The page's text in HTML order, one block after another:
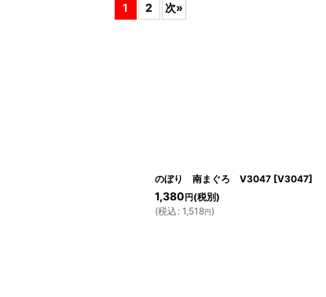
1 2 次»
のぼり 南まぐろ V3047 [V3047]
1,380 円 (税別)
(税込 : 1,518円)